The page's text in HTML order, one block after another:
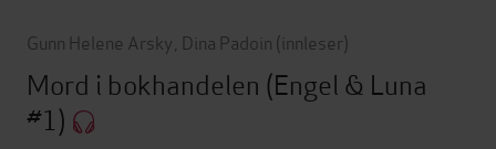
Gunn Helene Arsky Dina Padoin (innleser)
Mord i bokhandelen (Engel & Luna
#1)